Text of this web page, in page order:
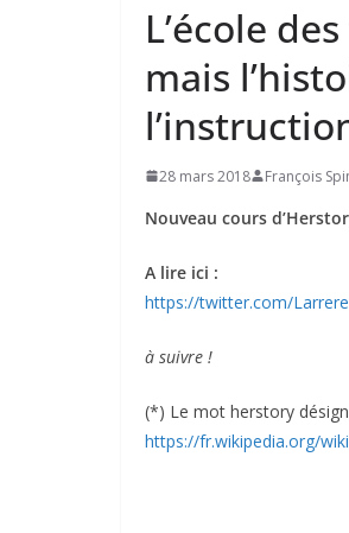
L’école
mais
28 mars 2018 François
Nouveau cours
A lire ici :
https://twitter.com/
à suivre !
(*) Le mot herstory
https://fr.wikipedia.org/